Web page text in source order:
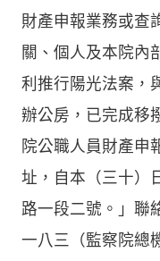
財產申報業務或查
關、個人及本院內
利推行陽光法案，
辦公房，已完成移
院公職人員財產申
址，自本（三十）
路一段二號。」聯
一八三（監察院總